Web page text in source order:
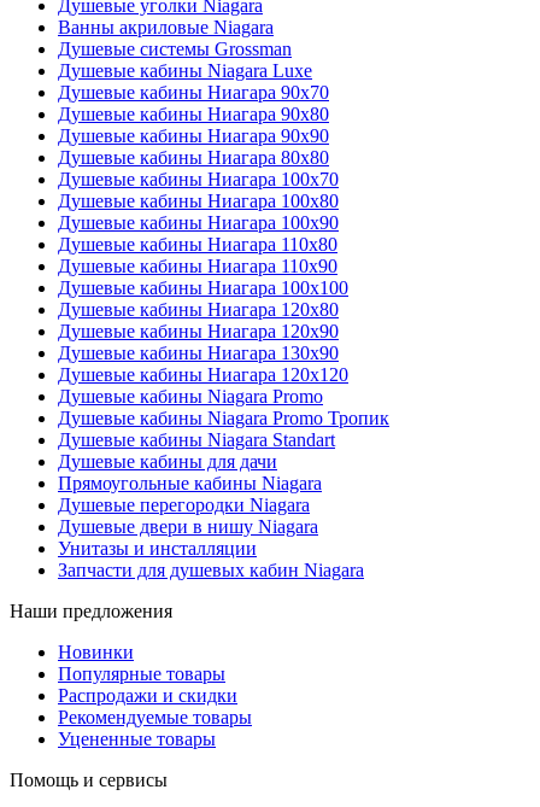
Душевые уголки Niagara
Ванны акриловые Niagara
Душевые системы Grossman
Душевые кабины Niagara Luxe
Душевые кабины Ниагара 90x70
Душевые кабины Ниагара 90x80
Душевые кабины Ниагара 90x90
Душевые кабины Ниагара 80x80
Душевые кабины Ниагара 100x70
Душевые кабины Ниагара 100x80
Душевые кабины Ниагара 100x90
Душевые кабины Ниагара 110x80
Душевые кабины Ниагара 110x90
Душевые кабины Ниагара 100x100
Душевые кабины Ниагара 120x80
Душевые кабины Ниагара 120x90
Душевые кабины Ниагара 130x90
Душевые кабины Ниагара 120x120
Душевые кабины Niagara Promo
Душевые кабины Niagara Promo Тропик
Душевые кабины Niagara Standart
Душевые кабины для дачи
Прямоугольные кабины Niagara
Душевые перегородки Niagara
Душевые двери в нишу Niagara
Унитазы и инсталляции
Запчасти для душевых кабин Niagara
Наши предложения
Новинки
Популярные товары
Распродажи и скидки
Рекомендуемые товары
Уцененные товары
Помощь и сервисы